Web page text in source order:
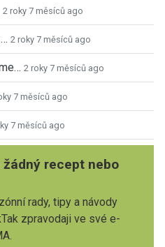
2 roky 7 měsíců ago
2 roky 7 měsíců ago
2 roky 7 měsíců ago
7 měsíců ago
7 měsíců ago
recept nebo
rady, tipy a návody
zpravodaji ve své e-